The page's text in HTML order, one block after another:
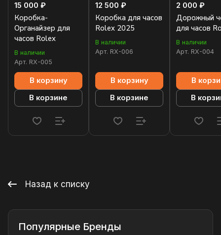
15 000 ₽
Коробка-
Органайзер для
часов Rolex
В наличии
Арт. RX-005
В корзину
В корзине
12 500 ₽
Коробка для часов
Rolex 2025
В наличии
Арт. RX-006
В корзину
В корзине
2 000 ₽
Дорожный
для часов
В наличии
Арт. RX-004
В
В
Назад к списку
Популярные Бренды